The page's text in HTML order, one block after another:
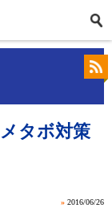
タボ対策
» 2016/06/26